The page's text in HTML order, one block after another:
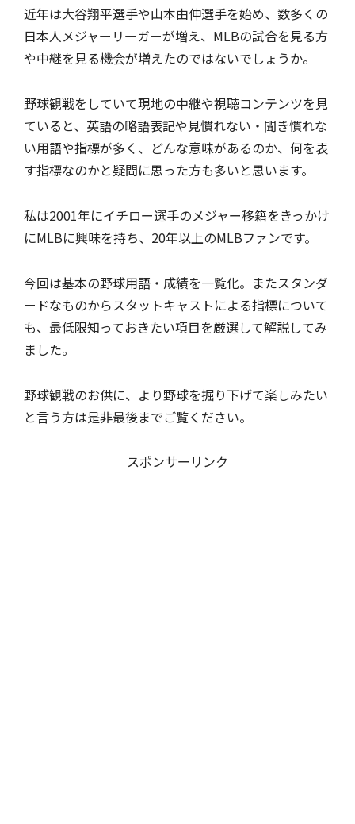
近年は大谷翔平選手や山本由伸選手を始め、数多くの
日本人メジャーリーガーが増え、MLBの試合を見る方
や中継を見る機会が増えたのではないでしょうか。
野球観戦をしていて現地の中継や視聴コンテンツを見
ていると、英語の略語表記や見慣れない・聞き慣れな
い用語や指標が多く、どんな意味があるのか、何を表
す指標なのかと疑問に思った方も多いと思います。
私は2001年にイチロー選手のメジャー移籍をきっかけ
にMLBに興味を持ち、20年以上のMLBファンです。
今回は基本の野球用語・成績を一覧化。またスタンダ
ードなものからスタットキャストによる指標について
も、最低限知っておきたい項目を厳選して解説してみ
ました。
野球観戦のお供に、より野球を掘り下げて楽しみたい
と言う方は是非最後までご覧ください。
スポンサーリンク